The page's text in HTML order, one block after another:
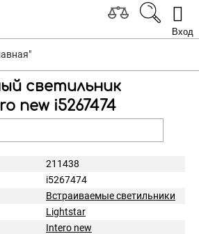
Вход
светильник
new i5267474
211438
i5267474
Встраиваемые светильники
Lightstar
Intero new